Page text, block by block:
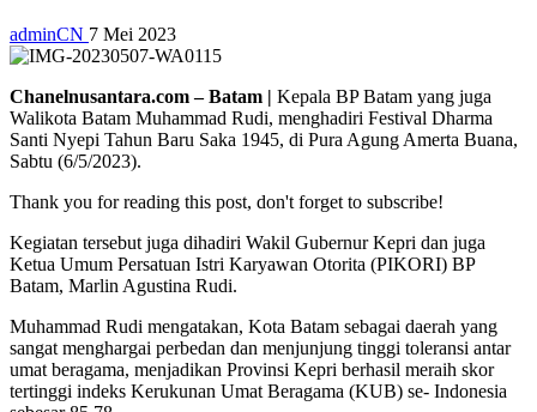
adminCN 7 Mei 2023
Chanelnusantara.com – Batam | Kepala BP Batam yang juga
Walikota Batam Muhammad Rudi, menghadiri Festival Dharma
Santi Nyepi Tahun Baru Saka 1945, di Pura Agung Amerta Buana,
Sabtu (6/5/2023).
Thank you for reading this post, don't forget to subscribe!
Kegiatan tersebut juga dihadiri Wakil Gubernur Kepri dan juga
Ketua Umum Persatuan Istri Karyawan Otorita (PIKORI) BP
Batam, Marlin Agustina Rudi.
Muhammad Rudi mengatakan, Kota Batam sebagai daerah yang
sangat menghargai perbedan dan menjunjung tinggi toleransi antar
umat beragama, menjadikan Provinsi Kepri berhasil meraih skor
tertinggi indeks Kerukunan Umat Beragama (KUB) se- Indonesia